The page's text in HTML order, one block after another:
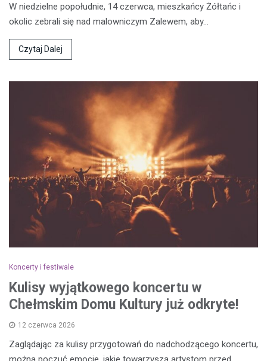
W niedzielne popołudnie, 14 czerwca, mieszkańcy Żółtańc i
okolic zebrali się nad malowniczym Zalewem, aby…
Czytaj Dalej
Koncerty i festiwale
Kulisy wyjątkowego koncertu w
Chełmskim Domu Kultury już odkryte!
12 czerwca 2026
Zaglądając za kulisy przygotowań do nadchodzącego koncertu,